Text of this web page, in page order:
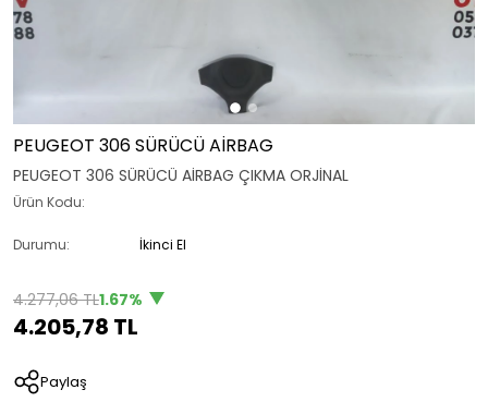
PEUGEOT 306 SÜRÜCÜ AİRBAG
PEUGEOT 306 SÜRÜCÜ AİRBAG ÇIKMA ORJİNAL
Ürün Kodu:
Durumu: İkinci El
4.277,06 TL1.67%
4.205,78 TL
Paylaş